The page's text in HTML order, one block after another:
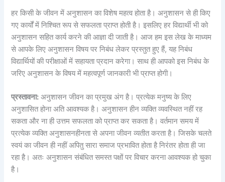
हर किसी के जीवन में अनुशासन का विशेष महत्व होता है। अनुशासन से ही किए
गए कार्यों में निश्चित रूप से सफलता प्राप्त होती है। इसलिए हर विद्यार्थी भी को
अनुशासन सहित कार्य करने की आज्ञा दी जाती है। आज हम इस लेख के माध्यम
से आपके लिए अनुशासन विषय पर निबंध लेकर प्रस्तुत हुए हैं, यह निबंध
विद्यार्थियों की परीक्षाओं में सहायता प्रदान करेगा। साथ ही आपको इस निबंध के
जरिए अनुशासन के विषय में महत्वपूर्ण जानकारी भी प्राप्त होगी।
प्रस्तावना: अनुशासन जीवन का प्रमुख अंग है। प्रत्येक मनुष्य के लिए
अनुशासित होना अति आवश्यक है। अनुशासन हीन व्यक्ति व्यवस्थित नहीं रह
सकता और ना ही उत्तम सफलता को प्राप्त कर सकता है। वर्तमान समय में
प्रत्येक व्यक्ति अनुशासनहीनता से अपना जीवन व्यतीत करता है। जिसके चलते
स्वयं का जीवन ही नहीं अपितु सारा समाज प्रभावित होता है निरंतर होता ही जा
रहा है। अतः अनुशासन संबंधित समस्त पक्षों पर विचार करना आवश्यक हो चुका
है।